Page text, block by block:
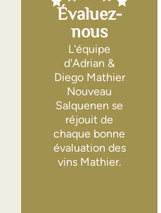
Évaluez-
nous
L'équipe
d'Adrian &
Diego Mathier
Nouveau
Salquenen se
réjouit de
chaque bonne
évaluation des
vins Mathier.